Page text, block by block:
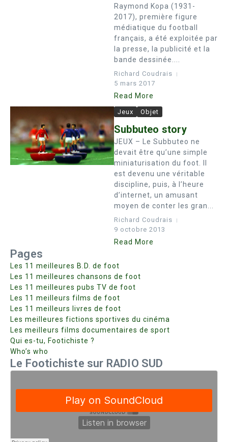
Raymond Kopa (1931-
2017), première figure
médiatique du football
français, a été exploitée par
la presse, la publicité et la
bande dessinée....
Richard Coudrais
5 mars 2017
Read More
Jeux Objet
Subbuteo story
JEUX – Le Subbuteo ne
devait être qu’une simple
miniaturisation du foot. Il
est devenu une véritable
discipline, puis, à l’heure
d’internet, un amusant
moyen de conter les gran...
Richard Coudrais
9 octobre 2013
Read More
Pages
Les 11 meilleures B.D. de foot
Les 11 meilleures chansons de foot
Les 11 meilleures pubs TV de foot
Les 11 meilleurs films de foot
Les 11 meilleurs livres de foot
Les meilleures fictions sportives du cinéma
Les meilleurs films documentaires de sport
Qui es-tu, Footichiste ?
Who’s who
Le Footichiste sur RADIO SUD